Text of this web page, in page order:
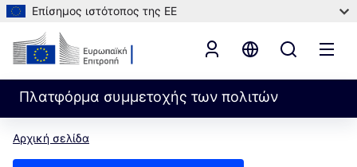
Επίσημος ιστότοπος της ΕΕ
Πλατφόρμα συμμετοχής των πολιτών
Αρχική σελίδα